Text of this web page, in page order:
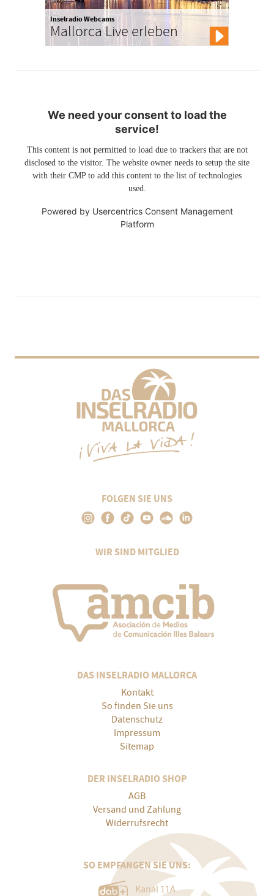
Inselradio Webcams
Mallorca Live erleben
We need your consent to load the
service!
This content is not permitted to load due to trackers that are not
disclosed to the visitor. The website owner needs to setup the site
with their CMP to add this content to the list of technologies
used.
Powered by Usercentrics Consent Management
Platform
FOLGEN SIE UNS
WIR SIND MITGLIED
DAS INSELRADIO MALLORCA
Kontakt
So finden Sie uns
Datenschutz
Impressum
Sitemap
DER INSELRADIO SHOP
AGB
Versand und Zahlung
Widerrufsrecht
SO EMPFANGEN SIE UNS:
Kanal 11A